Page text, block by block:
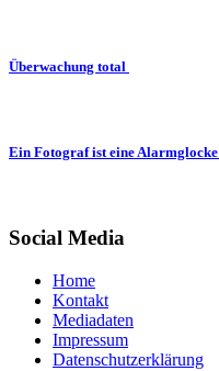
Überwachung total
Ein Fotograf ist eine Alarmglocke
Social Media
Home
Kontakt
Mediadaten
Impressum
Datenschutzerklärung